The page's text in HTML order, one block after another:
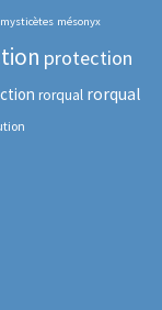
mysticètes mésonyx
protection
rorqual rorqual